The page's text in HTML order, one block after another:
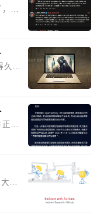
雕1
同
小
20
专
容
Top
费
变
深
而
过
捅
：
传
些
过
文
。
2
久。
xAI
队
他
一
他
能
关
从
作
类
，
新
日
规
，
故